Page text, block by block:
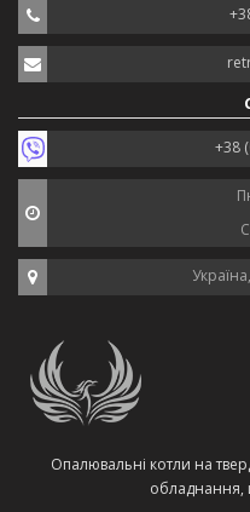
+38
Опалювальні котли на
обладнання,